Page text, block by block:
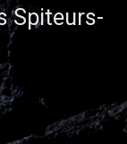
Spiteurs-